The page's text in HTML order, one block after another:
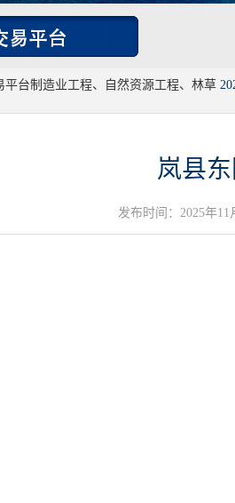
平台制造业工程、自然资源工程、林草
岚县
发布时间：2025年11